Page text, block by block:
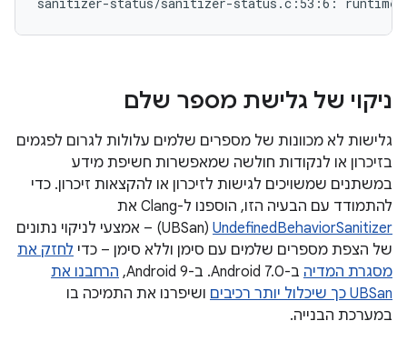
ניקוי של גלישת מספר שלם
גלישות לא מכוונות של מספרים שלמים עלולות לגרום לפגמים
בזיכרון או לנקודות חולשה שמאפשרות חשיפת מידע
במשתנים שמשויכים לגישות לזיכרון או להקצאות זיכרון. כדי
להתמודד עם הבעיה הזו, הוספנו ל-Clang את
UndefinedBehaviorSanitizer
‏(UBSan) – אמצעי לניקוי נתונים
של הצפת מספרים שלמים עם סימן וללא סימן – כדי לחזק את
מסגרת המדיה ב-Android 7.0. ב-Android 9,
הרחבנו את
UBSan כך שיכלול יותר רכיבים
ושיפרנו את התמיכה בו
במערכת הבנייה.